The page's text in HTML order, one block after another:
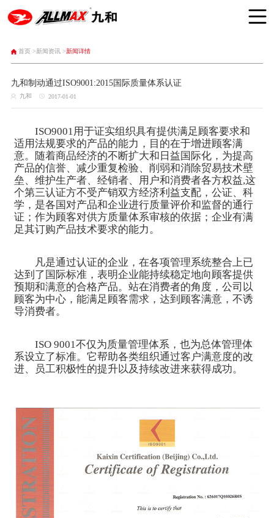
首页 >新闻资讯 >新闻详情
九和制动通过ISO9001:2015国际质量体系认证
九和 2017-01-01
ISO9001用于证实组织具有提供满足顾客要求和
适用法规要求的产品的能力，目的在于增进顾客满
意。随着商品经济的不断扩大和日益国际化，为提高
产品的信誉、减少重复检验、削弱和消除贸易技术壁
垒、维护生产者、经销者、用户和消费者各方权益,这
个第三认证方不受产销双方经济利益支配，公证、科
学，是各国对产品和企业进行质量评价和监督的通行
证；作为顾客对供方质量体系审核的依据；企业有满
足其订购产品技术要求的能力。
凡是通过认证的企业，在各项管理系统整合上已
达到了国际标准，表明企业能持续稳定地向顾客提供
预期和满意的合格产品。站在消费者的角度，公司以
顾客为中心，能满足顾客需求，达到顾客满意，不诱
导消费者。
ISO 9001不仅为质量管理体系，也为总体管理体
系设立了标准。它帮助各类组织通过客户满意度的改
进、员工积极性的提升以及持续改进来获得成功。